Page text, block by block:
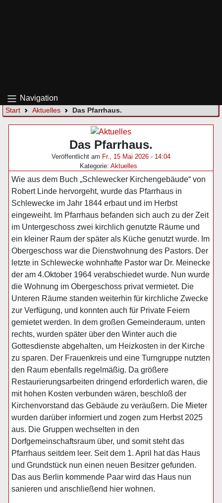
Navigation
Start Aktuelles Das Pfarrhaus.
Das Pfarrhaus.
Veröffentlicht am Fr., 15 Mai 2026 - 14:04
Kategorie: Aktuelles
Wie aus dem Buch „Schlewecker Kirchengebäude“ von
Robert Linde hervorgeht, wurde das Pfarrhaus in
Schlewecke im Jahr 1844 erbaut und im Herbst
eingeweiht. Im Pfarrhaus befanden sich auch zu der Zeit
im Untergeschoss zwei kirchlich genutzte Räume und
ein kleiner Raum der später als Küche genutzt wurde. Im
Obergeschoss war die Dienstwohnung des Pastors. Der
letzte in Schlewecke wohnhafte Pastor war Dr. Meinecke
der am 4.Oktober 1964 verabschiedet wurde. Nun wurde
die Wohnung im Obergeschoss privat vermietet. Die
Unteren Räume standen weiterhin für kirchliche Zwecke
zur Verfügung, und konnten auch für Private Feiern
gemietet werden. In dem großen Gemeinderaum. unten
rechts, wurden später über den Winter auch die
Gottesdienste abgehalten, um Heizkosten in der Kirche
zu sparen. Der Frauenkreis und eine Turngruppe nutzten
den Raum ebenfalls regelmäßig. Da größere
Restaurierungsarbeiten dringend erforderlich waren, die
mit hohen Kosten verbunden wären, beschloß der
Kirchenvorstand das Gebäude zu veräußern. Die Mieter
wurden darüber informiert und zogen zum Herbst 2025
aus. Die Gruppen wechselten in den
Dorfgemeinschaftsraum über, und somit steht das
Pfarrhaus seitdem leer. Seit dem 1. April hat das Haus
und Grundstück nun einen neuen Besitzer gefunden.
Das aus Berlin kommende Paar wird das Haus nun
sanieren und anschließend hier wohnen.